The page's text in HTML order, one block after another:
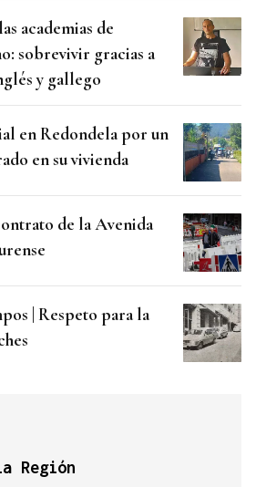
academias de
sobrevivir gracias a
y gallego
en Redondela por un
en su vivienda
de la Avenida
| Respeto para la
Región